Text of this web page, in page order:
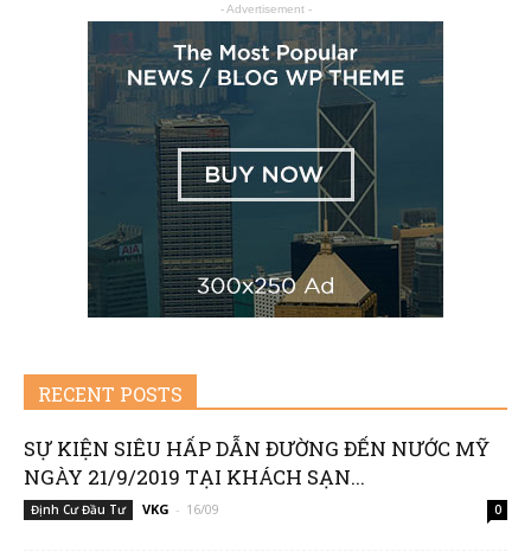
Nước
of
- Advertisement -
RECENT POSTS
SỰ KIỆN SIÊU HẤP DẪN ĐƯỜNG ĐẾN NƯỚC MỸ
NGÀY 21/9/2019 TẠI KHÁCH SẠN...
Định Cư Đầu Tư VKG - 16/09 0